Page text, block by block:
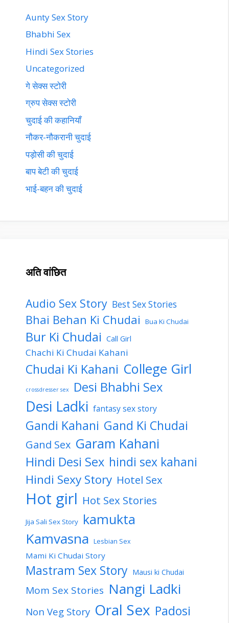
Aunty Sex Story
Bhabhi Sex
Hindi Sex Stories
Uncategorized
गे सेक्स स्टोरी
ग्रुप सेक्स स्टोरी
चुदाई की कहानियाँ
नौकर-नौकरानी चुदाई
पड़ोसी की चुदाई
बाप बेटी की चुदाई
भाई-बहन की चुदाई
अति वांछित
Audio Sex Story Best Sex Stories
Bhai Behan Ki Chudai Bua Ki Chudai
Bur Ki Chudai Call Girl
Chachi Ki Chudai Kahani
Chudai Ki Kahani College Girl
crossdresser sex Desi Bhabhi Sex
Desi Ladki fantasy sex story
Gandi Kahani Gand Ki Chudai
Gand Sex Garam Kahani
Hindi Desi Sex hindi sex kahani
Hindi Sexy Story Hotel Sex
Hot girl Hot Sex Stories
Jija Sali Sex Story kamukta
Kamvasna Lesbian Sex
Mami Ki Chudai Story
Mastram Sex Story Mausi ki Chudai
Mom Sex Stories Nangi Ladki
Non Veg Story Oral Sex Padosi